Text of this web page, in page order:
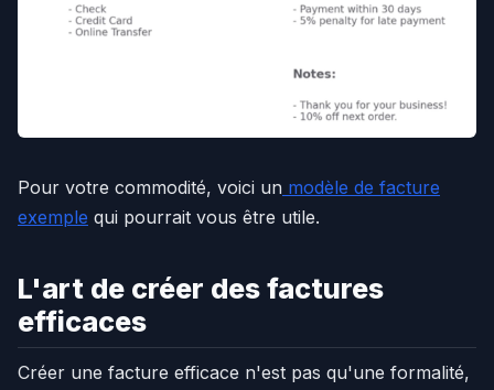
Pour votre commodité, voici un modèle de facture
exemple qui pourrait vous être utile.
L'art de créer des factures
efficaces
Créer une facture efficace n'est pas qu'une formalité,